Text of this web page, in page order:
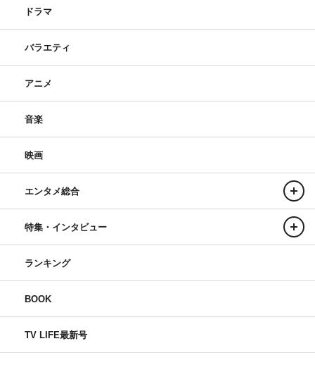
ドラマ
バラエティ
アニメ
音楽
映画
エンタメ総合
特集・インタビュー
ランキング
BOOK
TV LIFE最新号